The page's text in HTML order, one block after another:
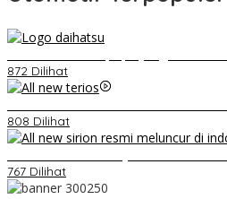
872 Dilihat
808 Dilihat
767 Dilihat